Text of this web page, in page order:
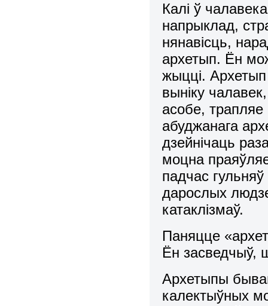
Калі ў
напрыклад,
нянавісць,
архетып. Ён
жыцці.
выніку
асобе, трапляе
абуджанага
дзейнічаць
моцна
падчас
дарослых
катаклізмаў.
Паняцце
Ён засведчыў,
Архетыпы
калектыўных